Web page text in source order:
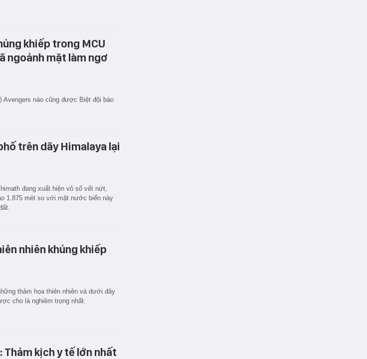
khiếp trong MCU
ngoảnh mặt làm ngơ
Avengers nào cũng được Biệt đội báo
trên dãy Himalaya lại
đang xuất hiện vô số vết nứt,
1.875 mét so với mặt nước biển này
nhiên khủng khiếp
thảm họa thiên nhiên và dưới đây
cho là nghiêm trọng nhất.
kịch y tế lớn nhất